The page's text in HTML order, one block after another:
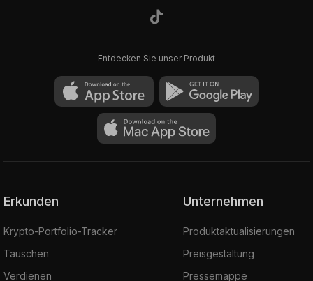
Entdecken Sie unser Produkt
Erkunden
Krypto-Portfolio-Tracker
Tauschen
Verdienen
Unternehmen
Produktaktualisierungen
Preisgestaltung
Pressemappe